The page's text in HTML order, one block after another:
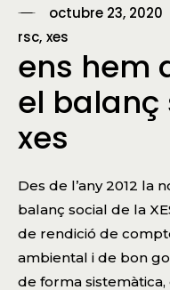
octubre 23, 2020
rsc xes
ens hem
el balanç
xes
Des de l’any 2012 la
balanç social de la
de rendició de
ambiental i de bon
de forma